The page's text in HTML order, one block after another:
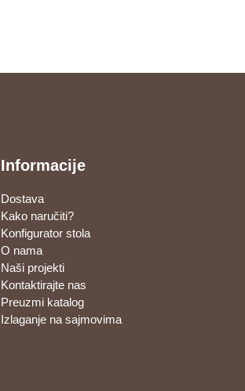
Informacije
Dostava
Kako naručiti?
Konfigurator stola
O nama
Naši projekti
Kontaktirajte nas
Preuzmi katalog
Izlaganje na sajmovima